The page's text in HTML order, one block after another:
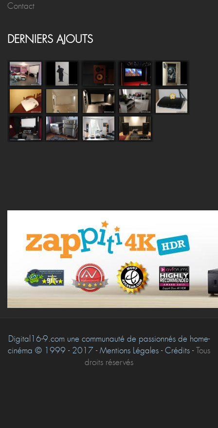
Contact
DERNIERS AJOUTS
Digital16-9.com une communauté de passionnés de home-
cinéma © 1999 - 2017 - Mentions Légales - Crédits -Tous
droits réservés